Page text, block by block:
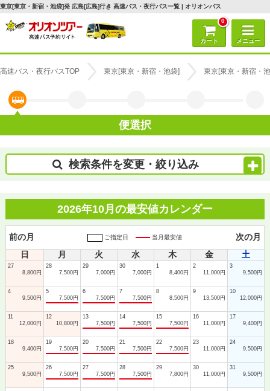
東京[東京・新宿・池袋]発 広島[広島]行き 高速バス・夜行バス一覧 | オリオンバス
0
カート メニュー
高速バス・夜行バスTOP 東京[東京・新宿・池袋] 東京[東京・新宿・
便選択
検索条件を変更・絞り込み
2026年10月の最安値カレンダー
前の月 ご指定日 当月最安値
次の月
日
月 火 水 木 金 土
27
8,800円
28
7,500円
29
7,000円
30
7,000円
1
8,400円
2
11,000円
3
9,500円
4
9,500円
5
7,500円
6
7,500円
7
7,500円
8
8,500円
9
13,500円
10
12,000円
11
12,000円
12
10,800円
13
7,500円
14
7,500円
15
7,500円
16
11,000円
17
9,400円
18
9,400円
19
7,500円
20
7,500円
21
7,500円
22
7,500円
23
11,000円
24
9,500円
25
9,500円
26
7,500円
27
7,500円
28
7,500円
29
7,800円
30
11,000円
31
9,500円